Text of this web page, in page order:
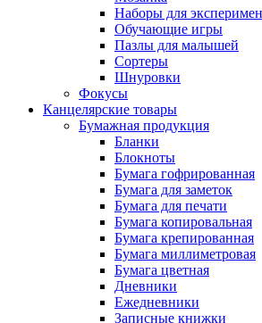
Наборы для
Обучающие игры
Пазлы для малышей
Сортеры
Шнуровки
Фокусы
Канцелярские товары
Бумажная продукция
Бланки
Блокноты
Бумага гофрированная
Бумага для заметок
Бумага для печати
Бумага копировальная
Бумага крепированная
Бумага миллиметровая
Бумага цветная
Дневники
Ежедневники
Записные книжки